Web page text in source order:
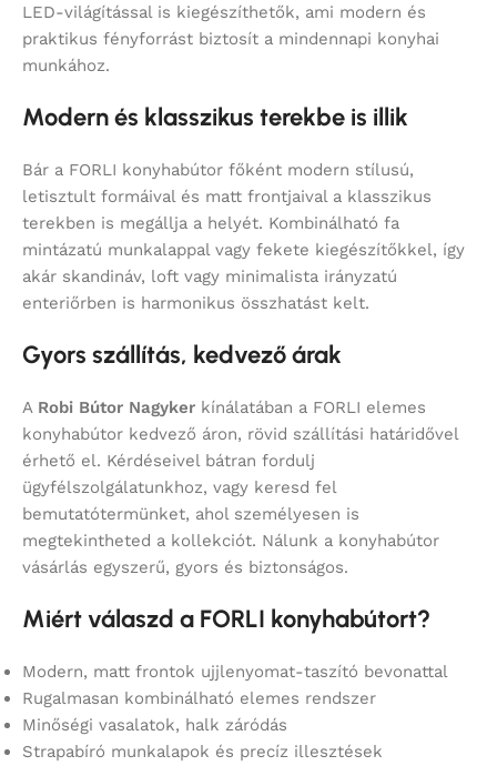
LED-világítással is kiegészíthetők, ami modern és
praktikus fényforrást biztosít a mindennapi konyhai
munkához.
Modern és klasszikus terekbe is illik
Bár a FORLI konyhabútor főként modern stílusú,
letisztult formáival és matt frontjaival a klasszikus
terekben is megállja a helyét. Kombinálható fa
mintázatú munkalappal vagy fekete kiegészítőkkel, így
akár skandináv, loft vagy minimalista irányzatú
enteriőrben is harmonikus összhatást kelt.
Gyors szállítás, kedvező árak
A Robi Bútor Nagyker kínálatában a FORLI elemes
konyhabútor kedvező áron, rövid szállítási határidővel
érhető el. Kérdéseivel bátran fordulj
ügyfélszolgálatunkhoz, vagy keresd fel
bemutatótermünket, ahol személyesen is
megtekintheted a kollekciót. Nálunk a konyhabútor
vásárlás egyszerű, gyors és biztonságos.
Miért válaszd a FORLI konyhabútort?
Modern, matt frontok ujjlenyomat-taszító bevonattal
Rugalmasan kombinálható elemes rendszer
Minőségi vasalatok, halk záródás
Strapabíró munkalapok és precíz illesztések